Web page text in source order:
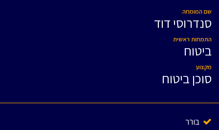
שם המומחה
סנדרוסי דוד
התמחות ראשית
ביטוח
מקצוע
סוכן ביטוח
בורר